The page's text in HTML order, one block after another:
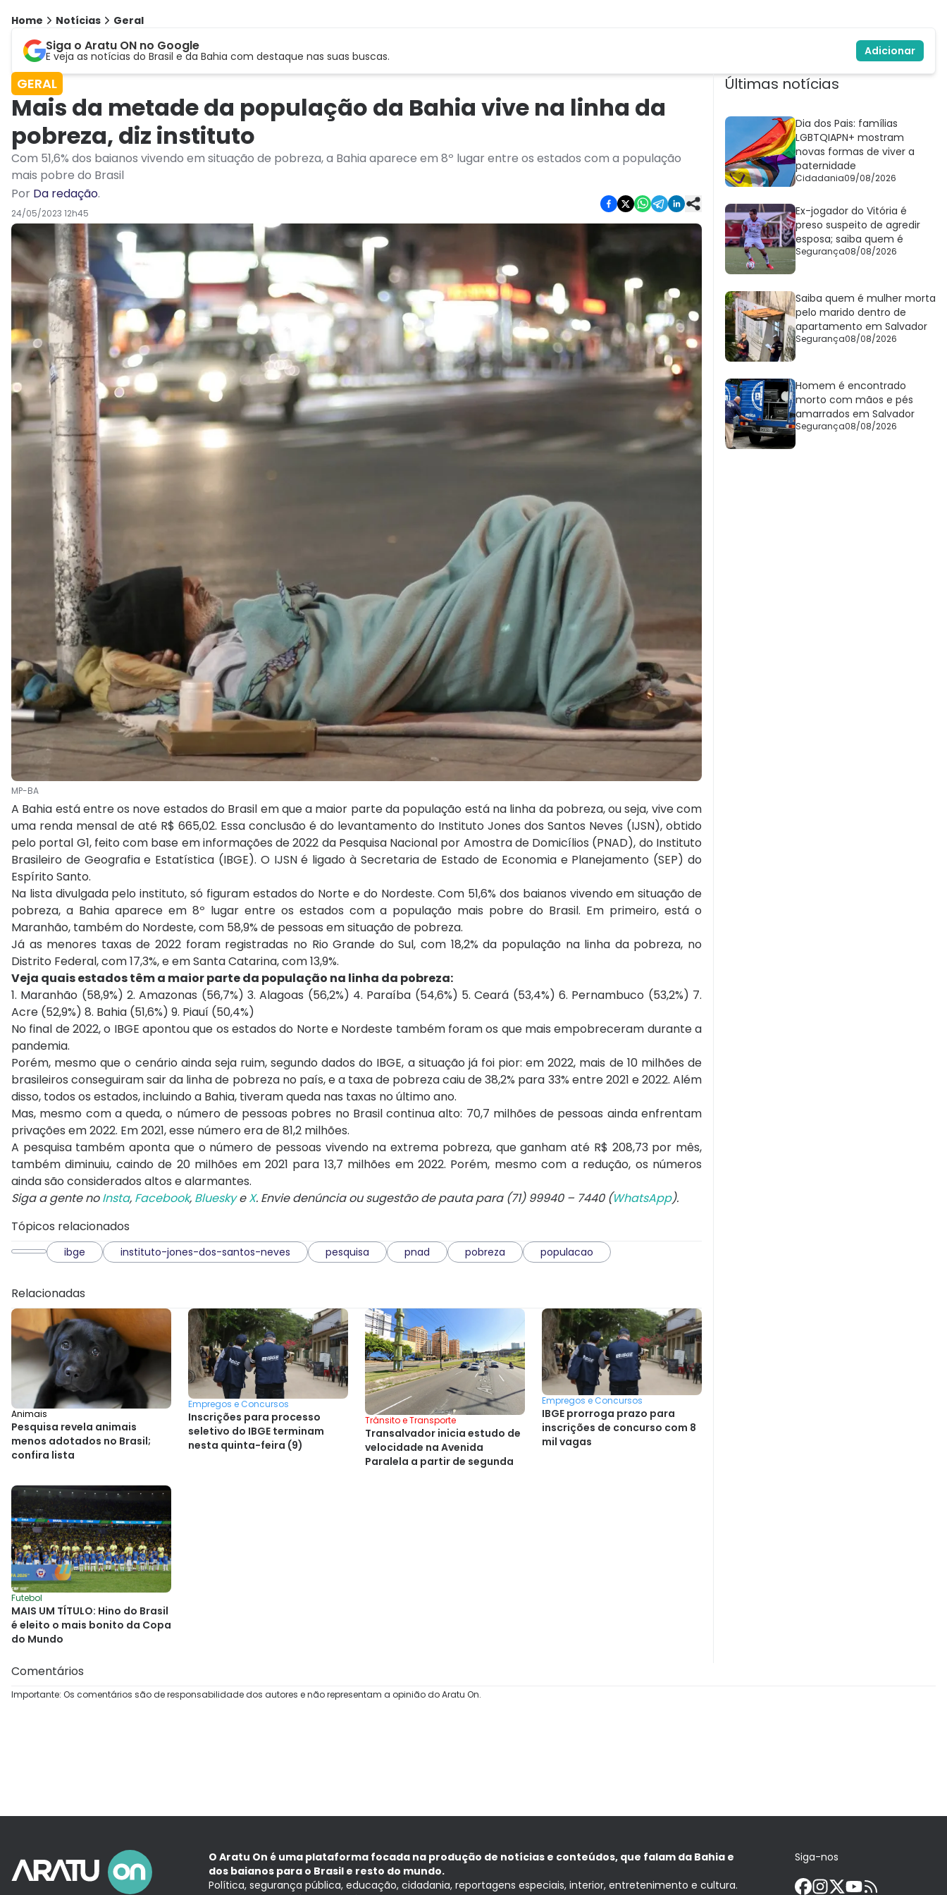
Home Notícias Geral
Siga o Aratu ON no Google
E veja as notícias do Brasil e da Bahia com destaque nas suas buscas. Adicionar
GERAL
Mais da metade da população da Bahia vive na linha da
pobreza, diz instituto
Com 51,6% dos baianos vivendo em situação de pobreza, a Bahia aparece em 8º lugar entre os estados com a população
mais pobre do Brasil
Por Da redação.
24/05/2023 12h45
MP-BA
A Bahia está entre os nove estados do Brasil em que a maior parte da população está na linha da pobreza, ou seja, vive com
uma renda mensal de até R$ 665,02. Essa conclusão é do levantamento do Instituto Jones dos Santos Neves (IJSN), obtido
pelo portal G1, feito com base em informações de 2022 da Pesquisa Nacional por Amostra de Domicílios (PNAD), do Instituto
Brasileiro de Geografia e Estatística (IBGE). O IJSN é ligado à Secretaria de Estado de Economia e Planejamento (SEP) do
Espírito Santo.
Na lista divulgada pelo instituto, só figuram estados do Norte e do Nordeste. Com 51,6% dos baianos vivendo em situação de
pobreza, a Bahia aparece em 8º lugar entre os estados com a população mais pobre do Brasil. Em primeiro, está o
Maranhão, também do Nordeste, com 58,9% de pessoas em situação de pobreza.
Já as menores taxas de 2022 foram registradas no Rio Grande do Sul, com 18,2% da população na linha da pobreza, no
Distrito Federal, com 17,3%, e em Santa Catarina, com 13,9%.
Veja quais estados têm a maior parte da população na linha da pobreza:
1. Maranhão (58,9%) 2. Amazonas (56,7%) 3. Alagoas (56,2%) 4. Paraíba (54,6%) 5. Ceará (53,4%) 6. Pernambuco (53,2%) 7.
Acre (52,9%) 8. Bahia (51,6%) 9. Piauí (50,4%)
No final de 2022, o IBGE apontou que os estados do Norte e Nordeste também foram os que mais empobreceram durante a
pandemia.
Porém, mesmo que o cenário ainda seja ruim, segundo dados do IBGE, a situação já foi pior: em 2022, mais de 10 milhões de
brasileiros conseguiram sair da linha de pobreza no país, e a taxa de pobreza caiu de 38,2% para 33% entre 2021 e 2022. Além
disso, todos os estados, incluindo a Bahia, tiveram queda nas taxas no último ano.
Mas, mesmo com a queda, o número de pessoas pobres no Brasil continua alto: 70,7 milhões de pessoas ainda enfrentam
privações em 2022. Em 2021, esse número era de 81,2 milhões.
A pesquisa também aponta que o número de pessoas vivendo na extrema pobreza, que ganham até R$ 208,73 por mês,
também diminuiu, caindo de 20 milhões em 2021 para 13,7 milhões em 2022. Porém, mesmo com a redução, os números
ainda são considerados altos e alarmantes.
Siga a gente noInsta, Facebook, BlueskyeX. Envie denúncia ou sugestão de pauta para (71) 99940 – 7440 (WhatsApp).
Tópicos relacionados
ibge instituto-jones-dos-santos-neves pesquisa pnad pobreza populacao
Relacionadas
Animais
Pesquisa revela animais
menos adotados no Brasil;
confira lista
Empregos e Concursos
Inscrições para processo
seletivo do IBGE terminam
nesta quinta-feira (9)
Trânsito e Transporte
Transalvador inicia estudo de
velocidade na Avenida
Paralela a partir de segunda
Empregos e Concursos
IBGE prorroga prazo para
inscrições de concurso com 8
mil vagas
Futebol
MAIS UM TÍTULO: Hino do Brasil
é eleito o mais bonito da Copa
do Mundo
Últimas notícias
Dia dos Pais: famílias
LGBTQIAPN+ mostram
novas formas de viver a
paternidade
Cidadania09/08/2026
Ex-jogador do Vitória é
preso suspeito de agredir
esposa; saiba quem é
Segurança08/08/2026
Saiba quem é mulher morta
pelo marido dentro de
apartamento em Salvador
Segurança08/08/2026
Homem é encontrado
morto com mãos e pés
amarrados em Salvador
Segurança08/08/2026
Comentários
Importante: Os comentários são de responsabilidade dos autores e não representam a opinião do Aratu On.
O Aratu On é uma plataforma focada na produção de notícias e conteúdos, que falam da Bahia e
dos baianos para o Brasil e resto do mundo.
Política, segurança pública, educação, cidadania, reportagens especiais, interior, entretenimento e cultura.
Siga-nos